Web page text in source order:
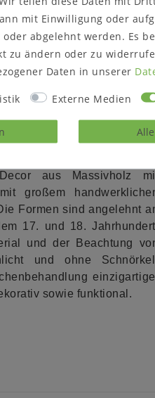
Beistelltisch -
natur lackiert
aus Massivholz
großem
Formen sind angelehnt
17. und 18.
und der Beachtung
und ohne
sowie funktional.
mit Einwilligung oder
abgelehnt werden. Es
zu ändern oder zu
Daten in unserer
Externe Medien